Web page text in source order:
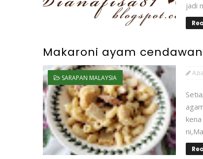
jadi
Makaroni ayam cendawan
SARAPAN MALAYSIA